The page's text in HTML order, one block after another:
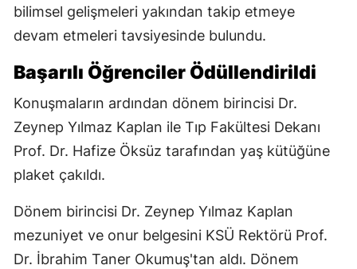
bilimsel gelişmeleri yakından takip etmeye
devam etmeleri tavsiyesinde bulundu.
Başarılı Öğrenciler Ödüllendirildi
Konuşmaların ardından dönem birincisi Dr.
Zeynep Yılmaz Kaplan ile Tıp Fakültesi Dekanı
Prof. Dr. Hafize Öksüz tarafından yaş kütüğüne
plaket çakıldı.
Dönem birincisi Dr. Zeynep Yılmaz Kaplan
mezuniyet ve onur belgesini KSÜ Rektörü Prof.
Dr. İbrahim Taner Okumuş'tan aldı. Dönem